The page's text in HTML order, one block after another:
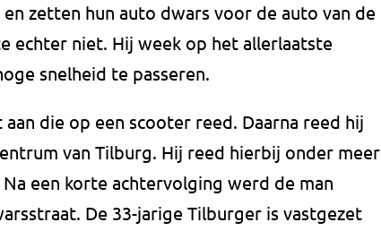
zetten hun auto dwars voor de auto van de
echter niet. Hij week op het allerlaatste
snelheid te passeren.
die op een scooter reed. Daarna reed hij
van Tilburg. Hij reed hierbij onder meer
een korte achtervolging werd de man
De 33-jarige Tilburger is vastgezet